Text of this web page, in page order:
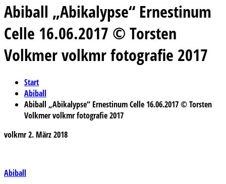
Abiball „Abikalypse“ Ernestinum
Celle 16.06.2017 © Torsten
Volkmer volkmr fotografie 2017
Start
Abiball
Abiball „Abikalypse“ Ernestinum Celle 16.06.2017 © Torsten
Volkmer volkmr fotografie 2017
volkmr2. März 2018
Beitragsnavigation
Abiball